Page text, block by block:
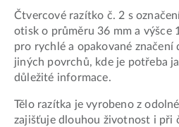
Čtvercové razítko č. 2 s
otisk o průměru 36 mm a výšce
pro rychlé a opakované značení
jiných povrchů, kde je potřeba
důležité informace.
Tělo razítka je vyrobeno z
zajišťuje dlouhou životnost i při